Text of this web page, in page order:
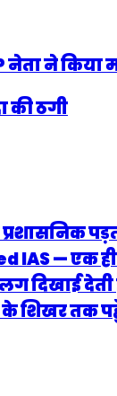
नेता ने किया
की ठगी
IAS — एक
दिखाई
के शिखर तक